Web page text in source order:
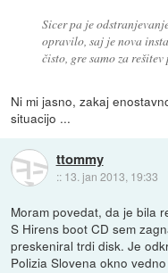
Sicer pa je
opravilo, saj je nova
čisto, gre samo za rešitev
Ni mi jasno, zakaj
situacijo ...
ttommy
:: 13. jan 2013, 19:33
Moram povedat, da je bila
S Hirens boot CD sem
preskeniral trdi disk. Je
Polizia Slovena okno